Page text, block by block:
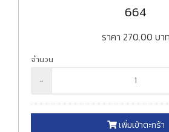
664
ราคา 270.00 บาท
จำนวน
-
เพิ่มเข้าตะกร้า